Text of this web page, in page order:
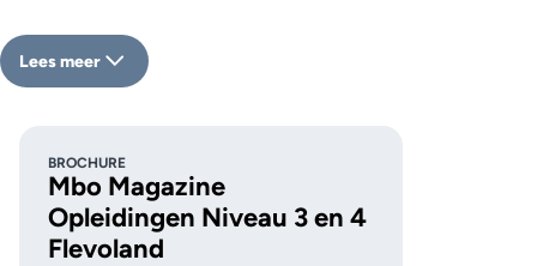
Lees meer
BROCHURE
Mbo Magazine
Opleidingen Niveau 3 en 4
Flevoland